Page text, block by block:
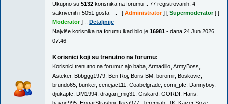
Ukupno su 5132 korisnika na forumu :: 77 registrovanih, 4
sakrivenih i 5051 gosta :: [ Administrator] [ Supermoderator] [
Moderator] :: Detaljnije
Najviše korisnika na forumu ikad bilo je 16981 - dana 24 Jun 2026
07:46
Korisnici koji su trenutno na forumu:
Korisnici trenutno na forumu: ajo baba Armadillo ArmyBoss
Asteker, Bbbggg1979 Ben Roj Boris BM boromir, Boskovic
brundo65 bunker, cenejac111 Coabelgrade comi_pfc Dannyboy,
djukapfc DM1994 dragan_mig31 Giskard GORDI Haris